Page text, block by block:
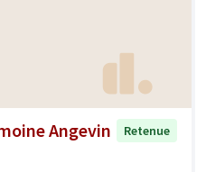
Angevin
Retenue